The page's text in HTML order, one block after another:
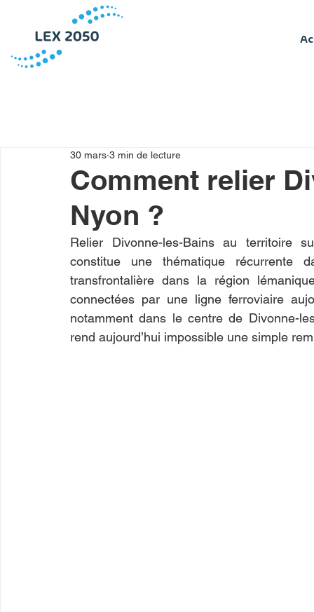
Comment relier
Nyon ?
30 mars 3 min de lecture
Relier Divonne-les-Bains au territoire
constitue une thématique récurrente
transfrontalière dans la région
connectées par une ligne ferroviaire
notamment dans le centre de Divonne-
rend aujourd’hui impossible une simple